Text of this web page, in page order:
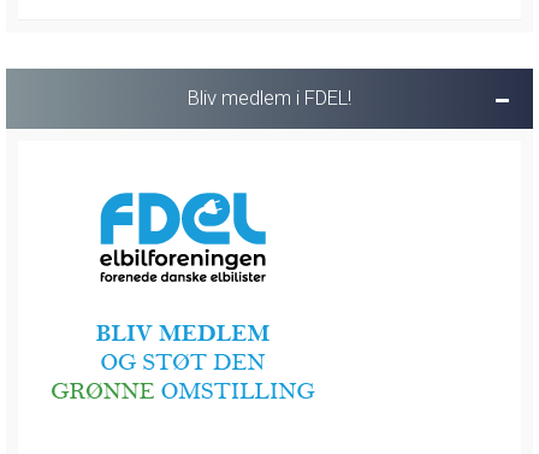
Bliv medlem i FDEL!